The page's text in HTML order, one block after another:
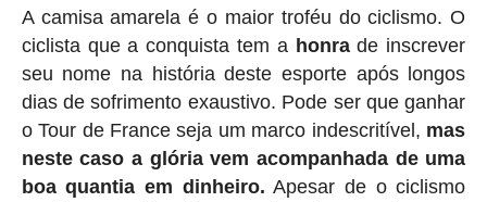
A camisa amarela é o maior troféu do ciclismo. O
ciclista que a conquista tem a honrade inscrever
seu nome na história deste esporte após longos
dias de sofrimento exaustivo. Pode ser que ganhar
o Tour de France seja um marco indescritível, mas
neste caso a glória vem acompanhada de uma
boa quantia em dinheiro. Apesar de o ciclismo